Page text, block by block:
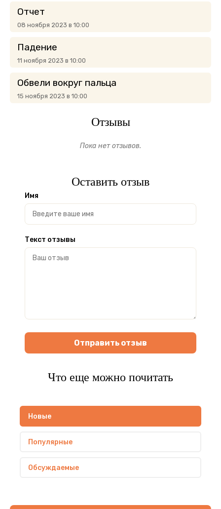
Отчет
08 ноября 2023 в 10:00
Падение
11 ноября 2023 в 10:00
Обвели вокруг пальца
15 ноября 2023 в 10:00
Отзывы
Пока нет отзывов.
Оставить отзыв
Имя
Текст отзывы
Отправить отзыв
Что еще можно почитать
Новые
Популярные
Обсуждаемые